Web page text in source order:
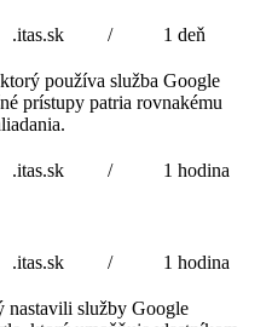
.itas.sk / 1 deň
používa služba Google
prístupy patria rovnakému
.itas.sk / 1 hodina
.itas.sk / 1 hodina
nastavili služby Google